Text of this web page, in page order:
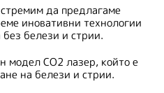
да предлагаме
иновативни технологии
белези и стрии.
модел CO2 лазер, който е
на белези и стрии.